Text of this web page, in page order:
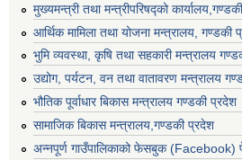
मुख्यमन्त्री तथा मन्त्रीपरिषद्को
आर्थिक मामिला तथा योजना मन्त्रालय, गण्डकी
भुमि व्यवस्था, कृषि तथा सहकारी मन्त्रालय
उद्योग, पर्यटन, वन तथा वातावरण मन्त्रालय
भौतिक पूर्वाधार बिकास मन्त्रालय गण्डकी प्रदेश
सामाजिक बिकास मन्त्रालय,गण्डकी प्रदेश
अन्नपूर्ण गाउँपालिकाको फेसबुक (Facebook)